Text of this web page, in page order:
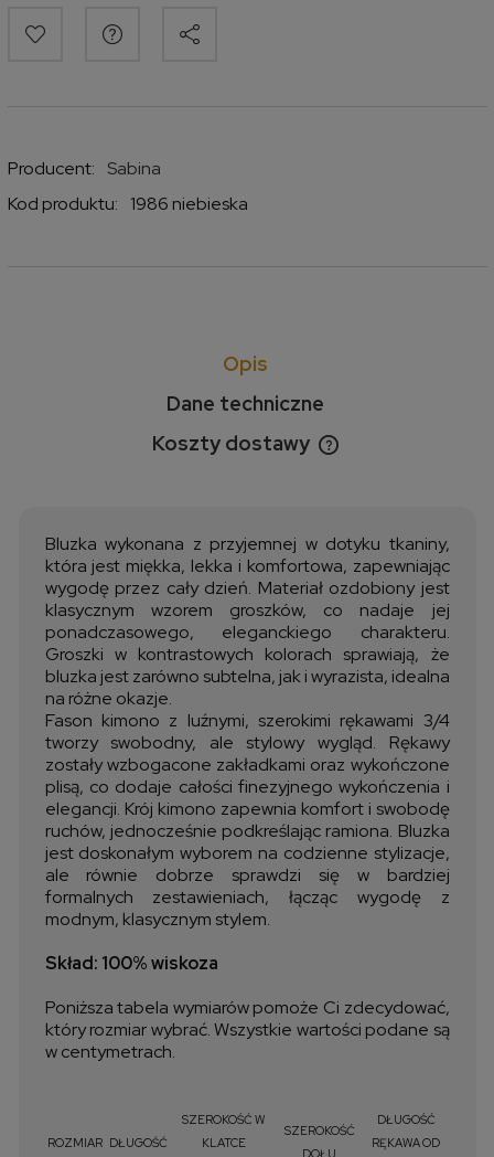
Producent:
Sabina
Kod produktu:
1986 niebieska
Opis
Dane techniczne
Koszty dostawy
Cena nie zawiera ewentualnych kosztów płatności
Bluzka wykonana z przyjemnej w dotyku tkaniny,
która jest miękka, lekka i komfortowa, zapewniając
wygodę przez cały dzień. Materiał ozdobiony jest
klasycznym wzorem groszków, co nadaje jej
ponadczasowego, eleganckiego charakteru.
Groszki w kontrastowych kolorach sprawiają, że
bluzka jest zarówno subtelna, jak i wyrazista, idealna
na różne okazje.
Fason kimono z luźnymi, szerokimi rękawami 3/4
tworzy swobodny, ale stylowy wygląd. Rękawy
zostały wzbogacone zakładkami oraz wykończone
plisą, co dodaje całości finezyjnego wykończenia i
elegancji. Krój kimono zapewnia komfort i swobodę
ruchów, jednocześnie podkreślając ramiona. Bluzka
jest doskonałym wyborem na codzienne stylizacje,
ale równie dobrze sprawdzi się w bardziej
formalnych zestawieniach, łącząc wygodę z
modnym, klasycznym stylem.
Skład: 100% wiskoza
Poniższa tabela wymiarów pomoże Ci zdecydować,
który rozmiar wybrać. Wszystkie wartości podane są
w centymetrach.
ROZMIAR DŁUGOŚĆ
SZEROKOŚĆ W
KLATCE
SZEROKOŚĆ
DOŁU
DŁUGOŚĆ
RĘKAWA OD